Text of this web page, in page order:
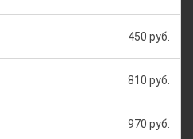
450 руб.
810 руб.
970 руб.